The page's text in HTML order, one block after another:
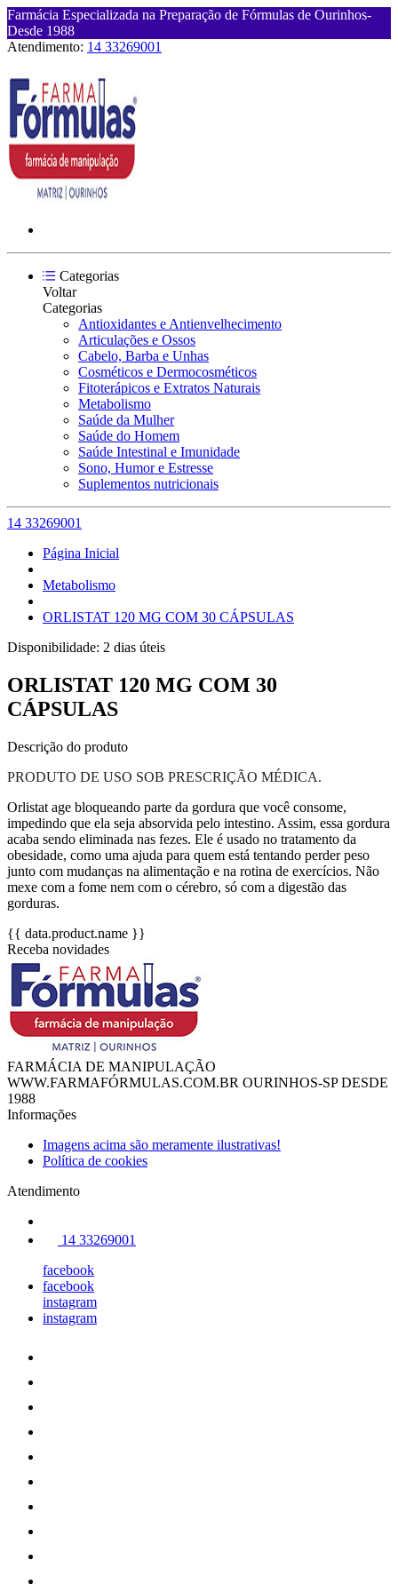
Farmácia Especializada na Preparação de Fórmulas de Ourinhos-
Desde 1988
Atendimento: 14 33269001
Categorias
Voltar
Categorias
Antioxidantes e Antienvelhecimento
Articulações e Ossos
Cabelo, Barba e Unhas
Cosméticos e Dermocosméticos
Fitoterápicos e Extratos Naturais
Metabolismo
Saúde da Mulher
Saúde do Homem
Saúde Intestinal e Imunidade
Sono, Humor e Estresse
Suplementos nutricionais
14 33269001
Página Inicial
Metabolismo
ORLISTAT 120 MG COM 30 CÁPSULAS
Disponibilidade: 2 dias úteis
ORLISTAT 120 MG COM 30
CÁPSULAS
Descrição do produto
PRODUTO DE USO SOB PRESCRIÇÃO MÉDICA.
Orlistat age bloqueando parte da gordura que você consome,
impedindo que ela seja absorvida pelo intestino. Assim, essa gordura
acaba sendo eliminada nas fezes. Ele é usado no tratamento da
obesidade, como uma ajuda para quem está tentando perder peso
junto com mudanças na alimentação e na rotina de exercícios. Não
mexe com a fome nem com o cérebro, só com a digestão das
gorduras.
{{ data.product.name }}
Receba novidades
FARMÁCIA DE MANIPULAÇÃO
WWW.FARMAFÓRMULAS.COM.BR OURINHOS-SP DESDE
1988
Informações
Imagens acima são meramente ilustrativas!
Política de cookies
Atendimento
14 33269001
facebook
facebook
instagram
instagram